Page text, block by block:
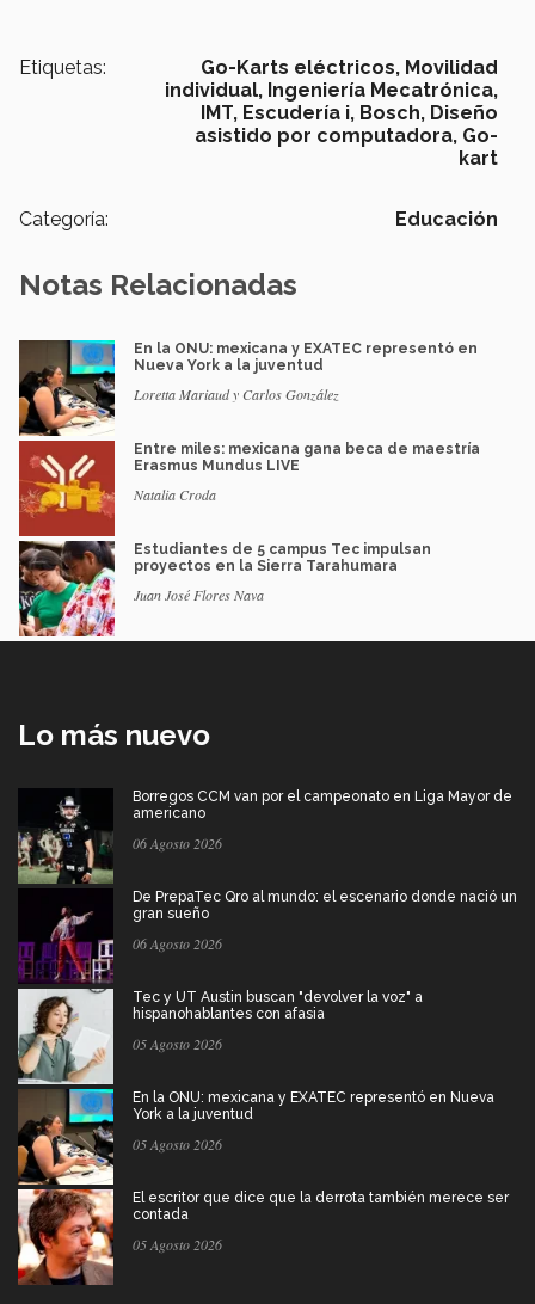
Etiquetas: Go-Karts eléctricos, Movilidad
individual, Ingeniería Mecatrónica,
IMT, Escudería i, Bosch, Diseño
asistido por computadora, Go-
kart
Categoría: Educación
Notas Relacionadas
En la ONU: mexicana y EXATEC representó en
Nueva York a la juventud
Loretta Mariaud y Carlos González
Entre miles: mexicana gana beca de maestría
Erasmus Mundus LIVE
Natalia Croda
Estudiantes de 5 campus Tec impulsan
proyectos en la Sierra Tarahumara
Juan José Flores Nava
Lo más nuevo
Borregos CCM van por el campeonato en Liga Mayor de
americano
06 Agosto 2026
De PrepaTec Qro al mundo: el escenario donde nació un
gran sueño
06 Agosto 2026
Tec y UT Austin buscan "devolver la voz" a
hispanohablantes con afasia
05 Agosto 2026
En la ONU: mexicana y EXATEC representó en Nueva
York a la juventud
05 Agosto 2026
El escritor que dice que la derrota también merece ser
contada
05 Agosto 2026